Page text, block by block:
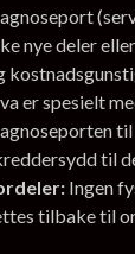
nye deler
er spesielt
til
Ingen
tilbake til